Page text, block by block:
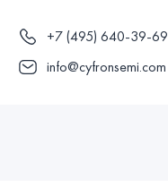
+7 (495) 640-39-69
info@cyfronsemi.com